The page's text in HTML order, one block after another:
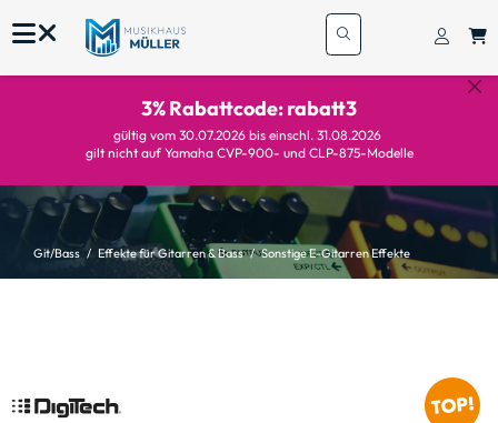
3% Rabattcode: rabatt3
gültig vom 30.07.2026 bis einschl. 31.08.2026
gilt nicht auf Yamaha CVP-900- und CLP-875-Modelle
Git/Bass Effekte für Gitarren & Bass Sonstige E-Gitarren Effekte